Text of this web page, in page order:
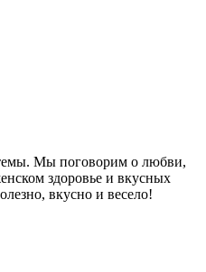
Мы поговорим о любви,
здоровье и вкусных
вкусно и весело!